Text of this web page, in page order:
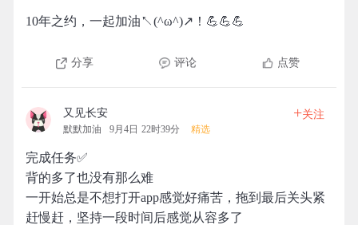
10年之约，一起加油↖(^ω^)↗！💪💪💪
分享 评论 点赞
又见长安
默默加油 9月4日 22时39分 精选
+关注
完成任务✅
背的多了也没有那么难
一开始总是不想打开app感觉好痛苦，拖到最后关头紧
赶慢赶，坚持一段时间后感觉从容多了